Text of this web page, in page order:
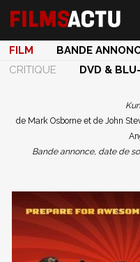
FILM BANDE
CRITIQUE
DVD &
de Mark Osborne et de John
Bande annonce, date de